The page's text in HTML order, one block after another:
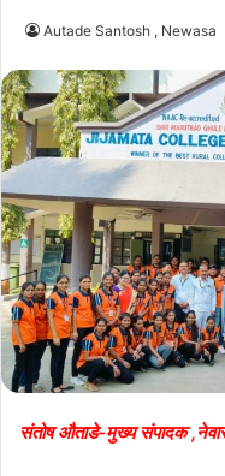
Autade Santosh , Newasa
संतोष औताडे-मुख्य